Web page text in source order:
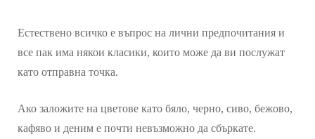
Естествено всичко е въпрос на лични предпочитания и
все пак има някои класики, които може да ви послужат
като отправна точка.
Ако заложите на цветове като бяло, черно, сиво, бежово,
кафяво и деним е почти невъзможно да сбъркате.